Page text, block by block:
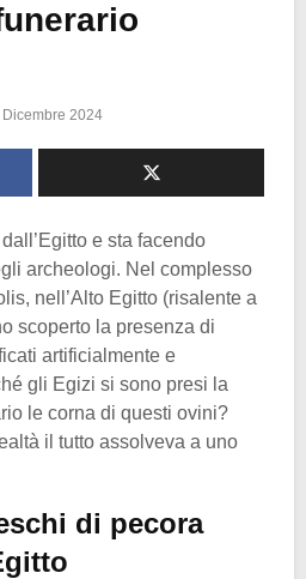
Dicembre 2024
e sta facendo
archeologi. Nel complesso
nell’Alto Egitto (risalente a
scoperto la presenza di
artificialmente e
gli Egizi si sono presi la
le corna di questi ovini?
il tutto assolveva a uno
di pecora